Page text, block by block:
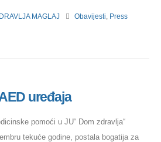
MAGLAJ Obavijesti Press
uređaja
pomoći u JU“ Dom zdravlja“
tekuće godine, postala bogatija za